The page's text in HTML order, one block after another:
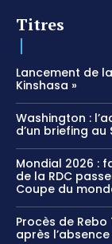
Titres
Lancement de
Kinshasa »
Washington :
d’un briefing
Mondial 2026 :
de la RDC
Coupe du
Procès de
après